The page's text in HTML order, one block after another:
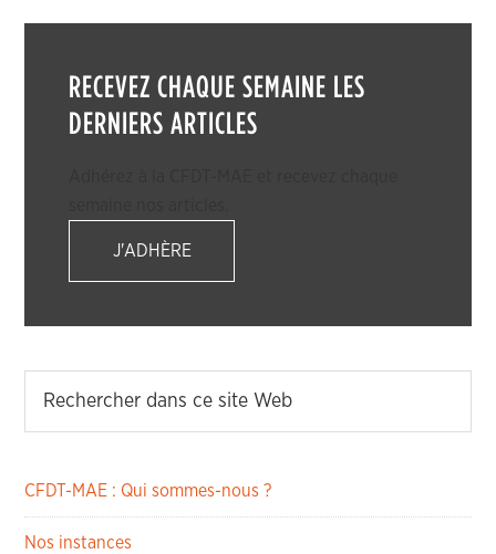
RECEVEZ CHAQUE SEMAINE LES
DERNIERS ARTICLES
J'ADHÈRE
CFDT-MAE : Qui sommes-nous ?
Nos instances